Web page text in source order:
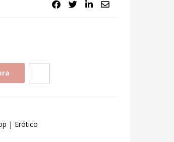
| Erótico